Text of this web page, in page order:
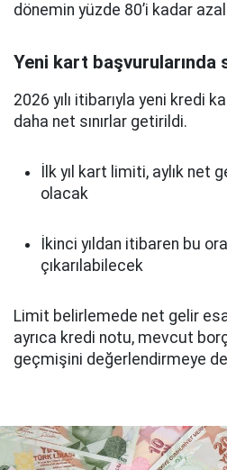
dönemin yüzde 80’i kadar
Yeni kart başvurularında
2026 yılı itibarıyla yeni kredi
daha net sınırlar getirildi.
İlk yıl kart limiti, aylık net
olacak
İkinci yıldan itibaren bu
çıkarılabilecek
Limit belirlemede net gelir
ayrıca kredi notu, mevcut
geçmişini değerlendirmeye